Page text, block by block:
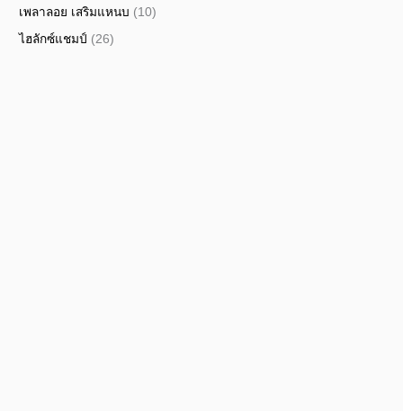
เพลาลอย เสริมแหนบ (10)
ไฮลักซ์แชมป์ (26)